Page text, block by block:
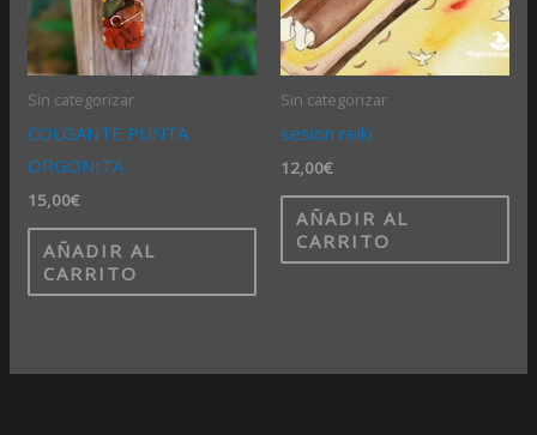
Sin categorizar
COLGANTE PUNTA
ORGONITA
15,00€
AÑADIR AL
CARRITO
Sin categorizar
sesion reiki
12,00€
AÑADIR AL
CARRITO